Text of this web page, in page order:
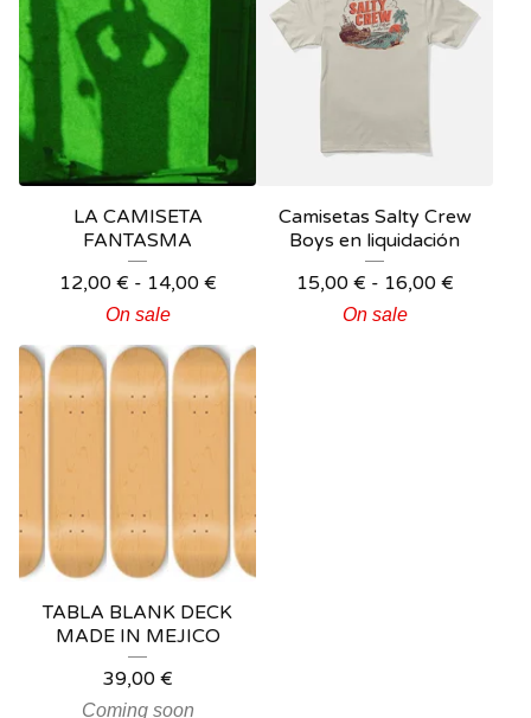
LA CAMISETA
FANTASMA
12,00 € - 14,00 €
On sale
Camisetas Salty Crew
Boys en liquidación
15,00 € - 16,00 €
On sale
TABLA BLANK DECK
MADE IN MEJICO
39,00 €
Coming soon